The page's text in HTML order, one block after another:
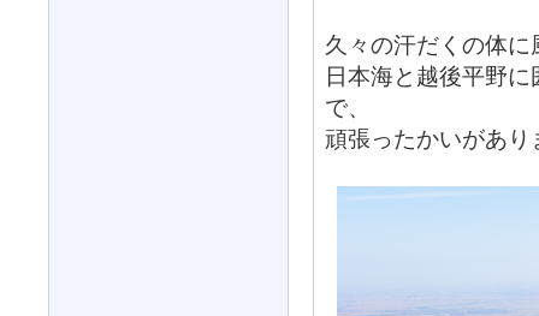
久々の汗だくの体に
日本海と越後平野
で、
頑張ったかいがあり